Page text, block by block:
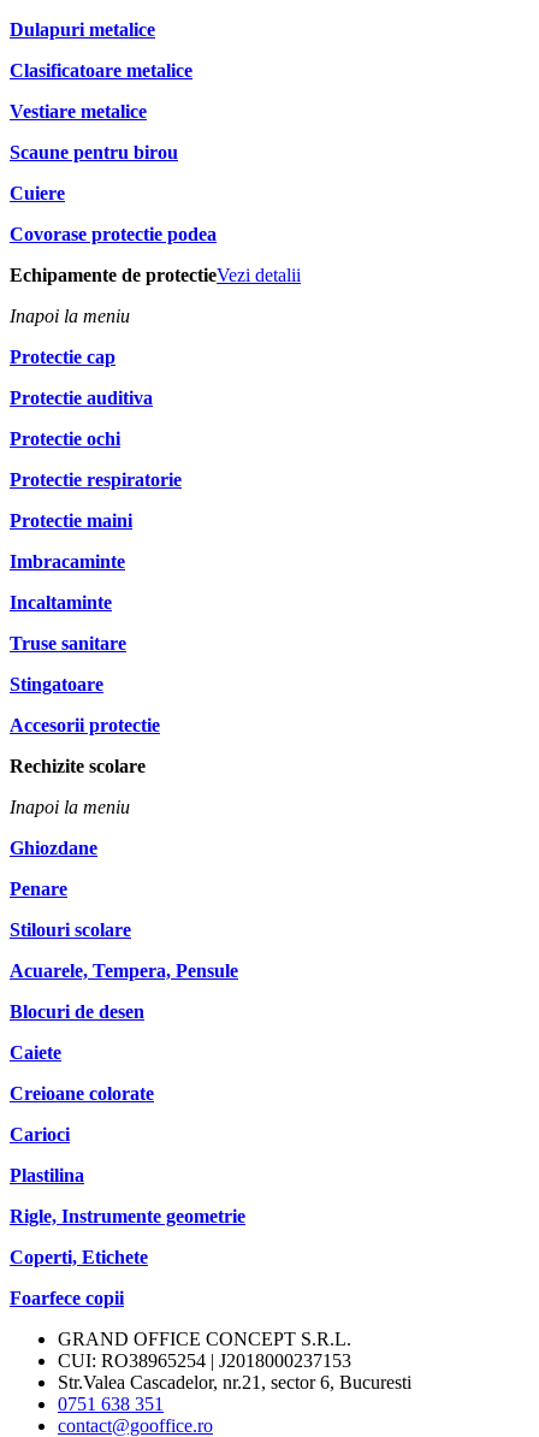
Dulapuri metalice
Clasificatoare metalice
Vestiare metalice
Scaune pentru birou
Cuiere
Covorase protectie podea
Echipamente de protectieVezi detalii
Inapoi la meniu
Protectie cap
Protectie auditiva
Protectie ochi
Protectie respiratorie
Protectie maini
Imbracaminte
Incaltaminte
Truse sanitare
Stingatoare
Accesorii protectie
Rechizite scolare
Inapoi la meniu
Ghiozdane
Penare
Stilouri scolare
Acuarele, Tempera, Pensule
Blocuri de desen
Caiete
Creioane colorate
Carioci
Plastilina
Rigle, Instrumente geometrie
Coperti, Etichete
Foarfece copii
GRAND OFFICE CONCEPT S.R.L.
CUI: RO38965254 | J2018000237153
Str.Valea Cascadelor, nr.21, sector 6, Bucuresti
0751 638 351
contact@gooffice.ro